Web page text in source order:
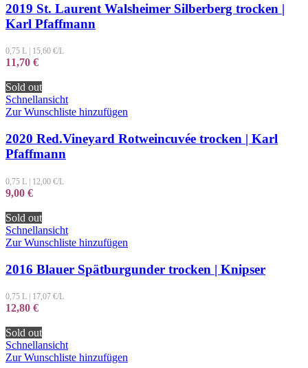
2019 St. Laurent Walsheimer Silberberg trocken |
Karl Pfaffmann
0,75 L 15,60 €/L
11,70 €
Sold out
Schnellansicht
Zur Wunschliste hinzufügen
2020 Red.Vineyard Rotweincuvée trocken | Karl
Pfaffmann
0,75 L | 12,00 €/L
9,00 €
Sold out
Schnellansicht
Zur Wunschliste hinzufügen
2016 Blauer Spätburgunder trocken | Knipser
0,75 L 17,07 €/L
12,80 €
Sold out
Schnellansicht
Zur Wunschliste hinzufügen